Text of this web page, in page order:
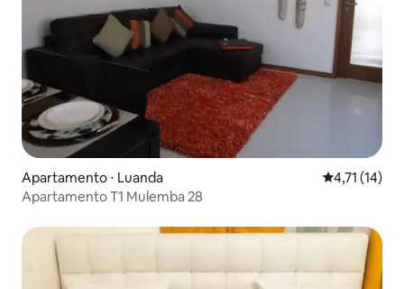
Apartamento ⋅ Luanda 4,71 de uma
4,71 (14)
Apartamento T1 Mulemba 28